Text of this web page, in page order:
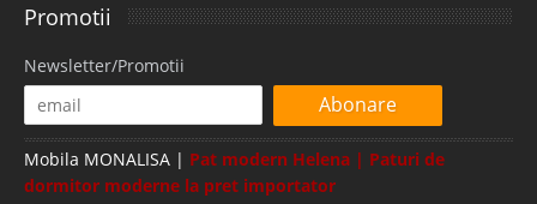
Promotii
Newsletter/Promotii
Abonare
Mobila MONALISA | Pat modern Helena | Paturi de
dormitor moderne la pret importator